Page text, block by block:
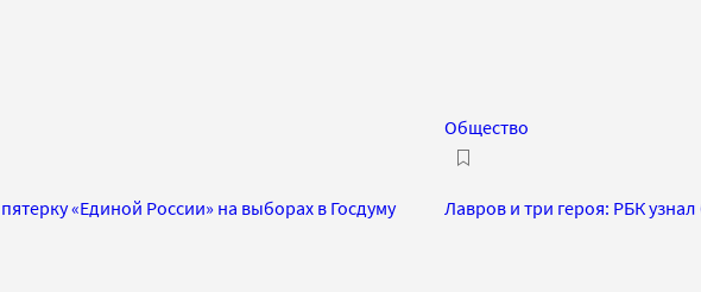
«Единой России» на выборах в Госдуму
Общество
Лавров и три героя: РБК